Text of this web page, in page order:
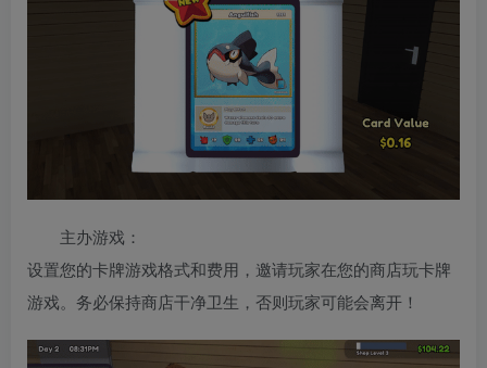
主办游戏：
设置您的卡牌游戏格式和费用，邀请玩家在您的商店玩卡牌
游戏。务必保持商店干净卫生，否则玩家可能会离开！